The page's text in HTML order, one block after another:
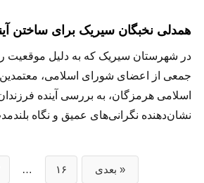
همدلی نخبگان سیریک برای ساختن
در شهرستان سیریک که به دلیل موقعیت
جمعی از اعضای شورای اسلامی،
اسلامی هرمزگان، به بررسی آینده
نشان‌دهنده نگرانی‌های عمیق و نگاه
… ۱۶ بعدی »